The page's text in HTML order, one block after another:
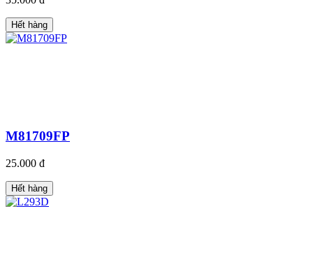
Hết hàng
M81709FP
25.000 đ
Hết hàng